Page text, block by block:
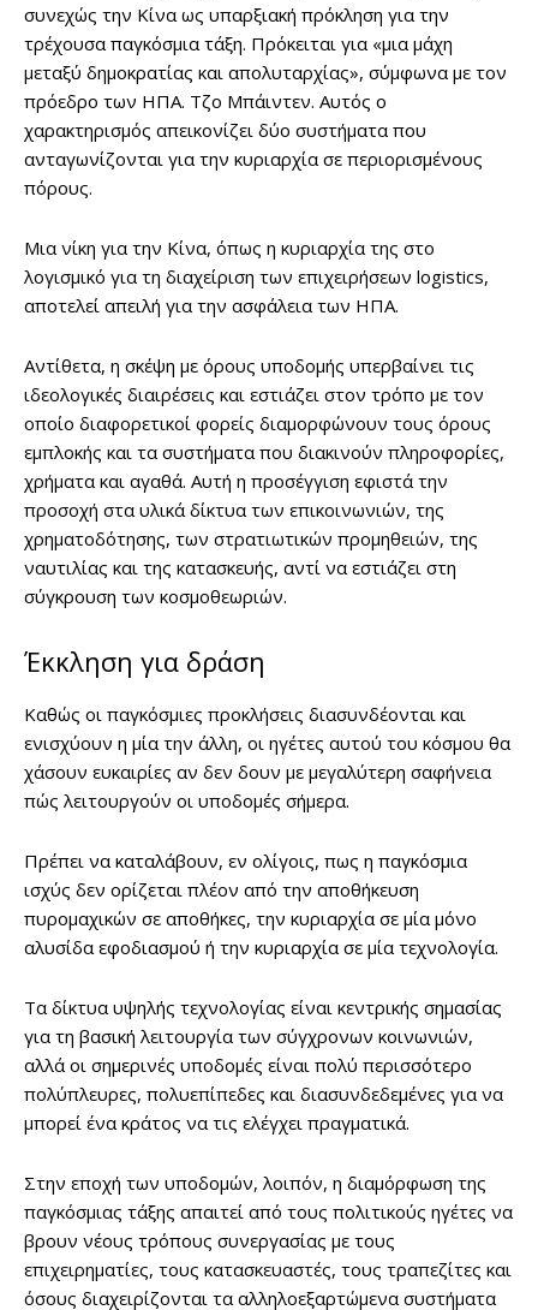
συνεχώς την Κίνα ως υπαρξιακή πρόκληση για την
τρέχουσα παγκόσμια τάξη. Πρόκειται για «μια μάχη
μεταξύ δημοκρατίας και απολυταρχίας», σύμφωνα με τον
πρόεδρο των ΗΠΑ. Τζο Μπάιντεν. Αυτός ο
χαρακτηρισμός απεικονίζει δύο συστήματα που
ανταγωνίζονται για την κυριαρχία σε περιορισμένους
πόρους.
Μια νίκη για την Κίνα, όπως η κυριαρχία της στο
λογισμικό για τη διαχείριση των επιχειρήσεων logistics,
αποτελεί απειλή για την ασφάλεια των ΗΠΑ.
Αντίθετα, η σκέψη με όρους υποδομής υπερβαίνει τις
ιδεολογικές διαιρέσεις και εστιάζει στον τρόπο με τον
οποίο διαφορετικοί φορείς διαμορφώνουν τους όρους
εμπλοκής και τα συστήματα που διακινούν πληροφορίες,
χρήματα και αγαθά. Αυτή η προσέγγιση εφιστά την
προσοχή στα υλικά δίκτυα των επικοινωνιών, της
χρηματοδότησης, των στρατιωτικών προμηθειών, της
ναυτιλίας και της κατασκευής, αντί να εστιάζει στη
σύγκρουση των κοσμοθεωριών.
Έκκληση για δράση
Καθώς οι παγκόσμιες προκλήσεις διασυνδέονται και
ενισχύουν η μία την άλλη, οι ηγέτες αυτού του κόσμου θα
χάσουν ευκαιρίες αν δεν δουν με μεγαλύτερη σαφήνεια
πώς λειτουργούν οι υποδομές σήμερα.
Πρέπει να καταλάβουν, εν ολίγοις, πως η παγκόσμια
ισχύς δεν ορίζεται πλέον από την αποθήκευση
πυρομαχικών σε αποθήκες, την κυριαρχία σε μία μόνο
αλυσίδα εφοδιασμού ή την κυριαρχία σε μία τεχνολογία.
Τα δίκτυα υψηλής τεχνολογίας είναι κεντρικής σημασίας
για τη βασική λειτουργία των σύγχρονων κοινωνιών,
αλλά οι σημερινές υποδομές είναι πολύ περισσότερο
πολύπλευρες, πολυεπίπεδες και διασυνδεδεμένες για να
μπορεί ένα κράτος να τις ελέγχει πραγματικά.
Στην εποχή των υποδομών, λοιπόν, η διαμόρφωση της
παγκόσμιας τάξης απαιτεί από τους πολιτικούς ηγέτες να
βρουν νέους τρόπους συνεργασίας με τους
επιχειρηματίες, τους κατασκευαστές, τους τραπεζίτες και
όσους διαχειρίζονται τα αλληλοεξαρτώμενα συστήματα